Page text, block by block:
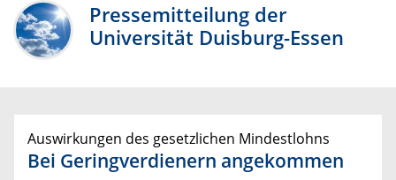
Pressemitteilung der
Universität Duisburg-Essen
Auswirkungen des gesetzlichen Mindestlohns
Bei Geringverdienern angekommen